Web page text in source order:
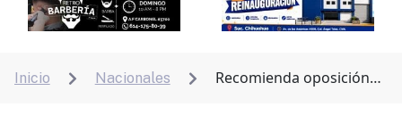
Inicio  Nacionales 
Recomienda oposición